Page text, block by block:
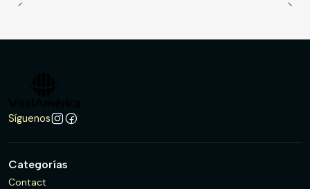
Síguenos
Categorías
Contact